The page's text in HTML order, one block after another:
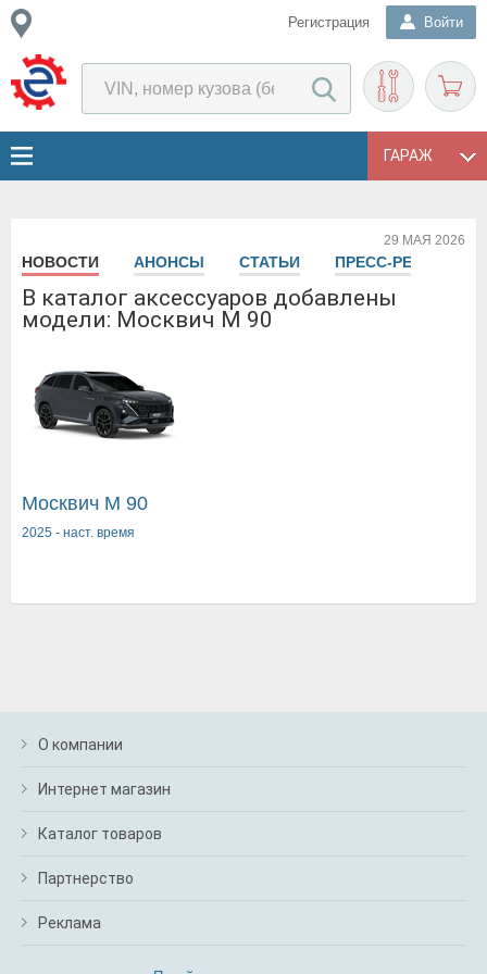
Регистрация Войти
ГАРАЖ
29 МАЯ 2026
НОВОСТИ АНОНСЫ СТАТЬИ ПРЕСС-РЕЛИЗЫ
В каталог аксессуаров добавлены
модели: Москвич M 90
Москвич M 90
2025 - наст. время
О компании
Интернет магазин
Каталог товаров
Партнерство
Реклама